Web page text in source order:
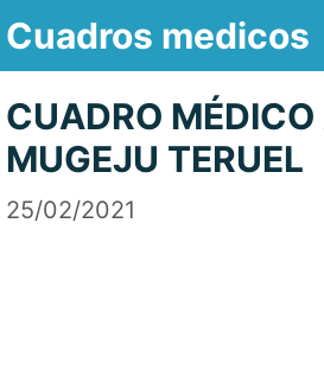
Saltar
contenido
Cuadros medicos
CUADRO
MUGEJU TERUEL
25/02/2021